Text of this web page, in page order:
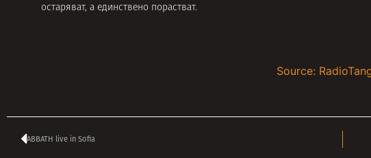
остаряват, а единствено порастват.
Source:
ABBATH live in Sofia